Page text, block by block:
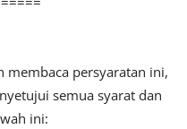
membaca persyaratan ini,
semua syarat dan
ini: